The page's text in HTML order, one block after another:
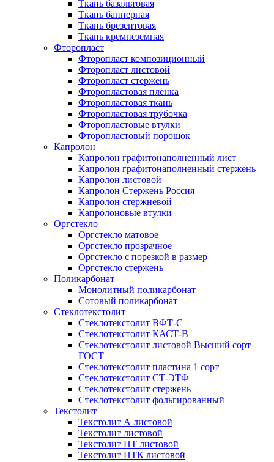
Ткань базальтовая
Ткань баннерная
Ткань брезентовая
Ткань кремнеземная
Фторопласт
Фторопласт композиционный
Фторопласт листовой
Фторопласт стержень
Фторопластовая пленка
Фторопластовая ткань
Фторопластовая трубочка
Фторопластовые втулки
Фторопластовый порошок
Капролон
Капролон графитонаполненный лист
Капролон графитонаполненный стержень
Капролон листовой
Капролон Стержень Россия
Капролон стержневой
Капролоновые втулки
Оргстекло
Оргстекло матовое
Оргстекло прозрачное
Оргстекло с порезкой в размер
Оргстекло стержень
Поликарбонат
Монолитный поликарбонат
Сотовый поликарбонат
Стеклотекстолит
Стеклотекстолит ВФТ-С
Стеклотекстолит КАСТ-В
Стеклотекстолит листовой Высший сорт
ГОСТ
Стеклотекстолит пластина 1 сорт
Стеклотекстолит СТ-ЭТФ
Стеклотекстолит стержень
Стеклотекстолит фольгированный
Текстолит
Текстолит А листовой
Текстолит листовой
Текстолит ПТ листовой
Текстолит ПТК листовой